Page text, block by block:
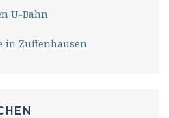
U-Bahn
in Zuffenhausen